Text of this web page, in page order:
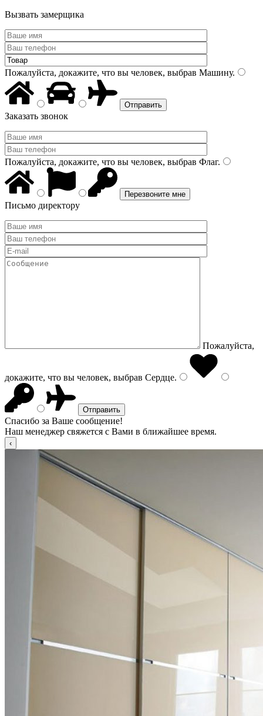
Вызвать замерщика
Пожалуйста, докажите, что вы человек, выбрав Машину.
Заказать звонок
Пожалуйста, докажите, что вы человек, выбрав Флаг.
Письмо директору
Пожалуйста,
докажите, что вы человек, выбрав Сердце.
Спасибо за Ваше сообщение!
Наш менеджер свяжется с Вами в ближайшее время.